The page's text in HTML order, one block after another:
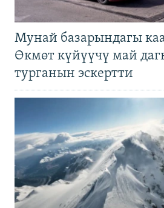
Мунай базарындагы
Өкмөт күйүүчү май
турганын эскертти